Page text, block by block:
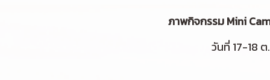
ภาพกิจกรรม Mini
วันที่ 17-18